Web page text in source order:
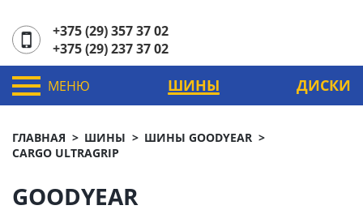
+375 (29) 357 37 02
+375 (29) 237 37 02
МЕНЮ ШИНЫ ДИСКИ
ГЛАВНАЯ ШИНЫ
ШИНЫ GOODYEAR
CARGO ULTRAGRIP
GOODYEAR